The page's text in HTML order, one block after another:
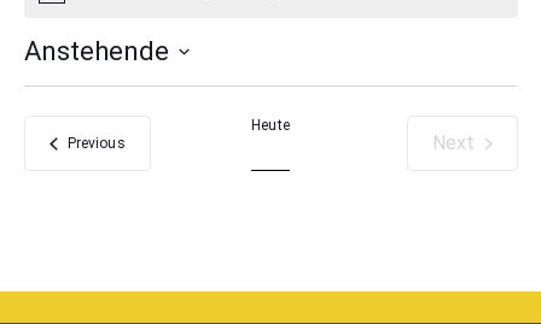
Anstehende
Select
date.
PreviousVeranstaltungen
Heute
Next